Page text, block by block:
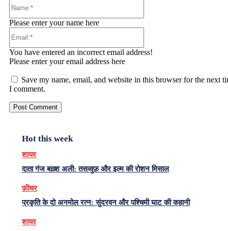
Please enter your name here
You have entered an incorrect email address!
Please enter your email address here
Save my name, email, and website in this browser for the next
I comment.
Hot this week
शायर
दाता गंज बख़्श अली: तसव्वुफ़ और इल्म की रोशन मिसाल
फ़ीचर
प्रकृति के दो अनमोल रत्न: सुंदरवन और पश्चिमी घाट की कहानी
शायर